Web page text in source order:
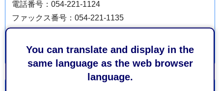
You can translate and display in the
same language as the web browser
language.
電話番号：054-221-1124
ファックス番号：054-221-1135